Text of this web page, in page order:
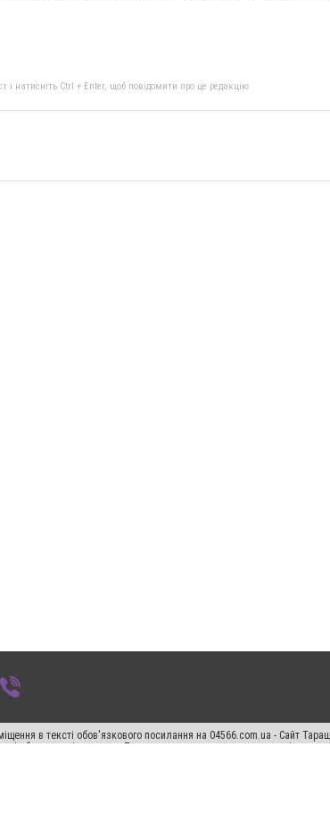
і натисніть Ctrl + Enter, щоб повідомити про це редакцію
в тексті обов'язкового посилання на 04566.com.ua - Cайт
або в якості джерела. Порушення виняткових прав